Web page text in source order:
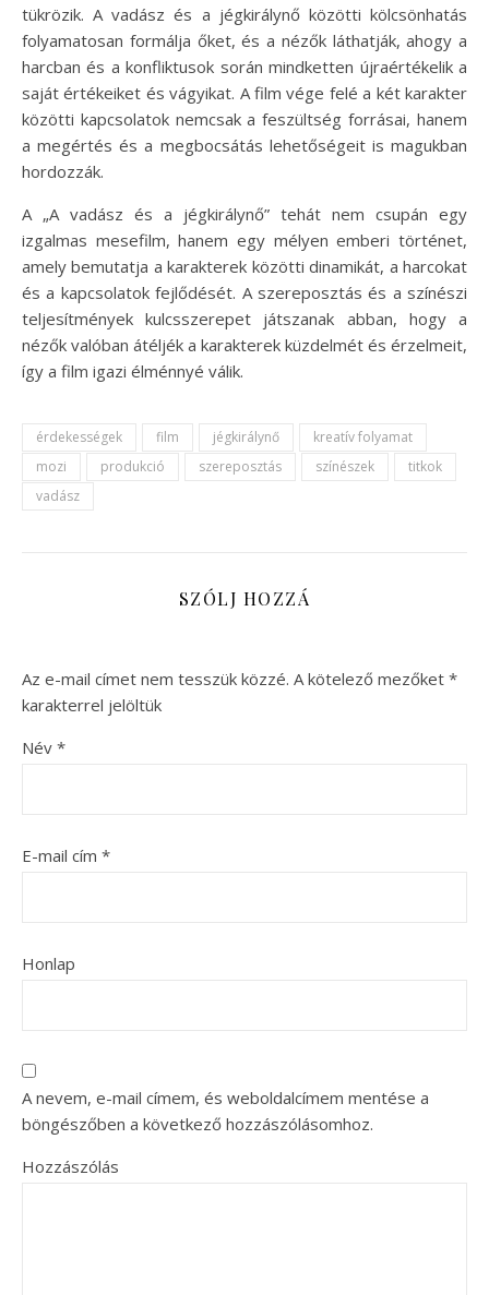
tükrözik. A vadász és a jégkirálynő közötti kölcsönhatás
folyamatosan formálja őket, és a nézők láthatják, ahogy a
harcban és a konfliktusok során mindketten újraértékelik a
saját értékeiket és vágyikat. A film vége felé a két karakter
közötti kapcsolatok nemcsak a feszültség forrásai, hanem
a megértés és a megbocsátás lehetőségeit is magukban
hordozzák.
A „A vadász és a jégkirálynő” tehát nem csupán egy
izgalmas mesefilm, hanem egy mélyen emberi történet,
amely bemutatja a karakterek közötti dinamikát, a harcokat
és a kapcsolatok fejlődését. A szereposztás és a színészi
teljesítmények kulcsszerepet játszanak abban, hogy a
nézők valóban átéljék a karakterek küzdelmét és érzelmeit,
így a film igazi élménnyé válik.
érdekességek film jégkirálynő
kreatív folyamat
mozi
produkció szereposztás színészek
titkok
vadász
SZÓLJ HOZZÁ
Az e-mail címet nem tesszük közzé. A kötelező mezőket *
karakterrel jelöltük
Név *
E-mail cím *
Honlap
A nevem, e-mail címem, és weboldalcímem mentése a
böngészőben a következő hozzászólásomhoz.
Hozzászólás